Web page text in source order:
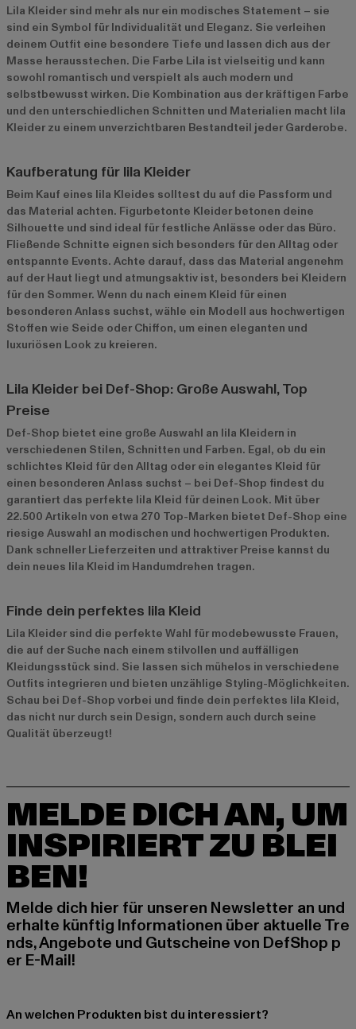
Lila Kleider sind mehr als nur ein modisches Statement – sie
sind ein Symbol für Individualität und Eleganz. Sie verleihen
deinem Outfit eine besondere Tiefe und lassen dich aus der
Masse herausstechen. Die Farbe Lila ist vielseitig und kann
sowohl romantisch und verspielt als auch modern und
selbstbewusst wirken. Die Kombination aus der kräftigen Farbe
und den unterschiedlichen Schnitten und Materialien macht lila
Kleider zu einem unverzichtbaren Bestandteil jeder Garderobe.
Kaufberatung für lila Kleider
Beim Kauf eines lila Kleides solltest du auf die Passform und
das Material achten. Figurbetonte Kleider betonen deine
Silhouette und sind ideal für festliche Anlässe oder das Büro.
Fließende Schnitte eignen sich besonders für den Alltag oder
entspannte Events. Achte darauf, dass das Material angenehm
auf der Haut liegt und atmungsaktiv ist, besonders bei Kleidern
für den Sommer. Wenn du nach einem Kleid für einen
besonderen Anlass suchst, wähle ein Modell aus hochwertigen
Stoffen wie Seide oder Chiffon, um einen eleganten und
luxuriösen Look zu kreieren.
Lila Kleider bei Def-Shop: Große Auswahl, Top
Preise
Def-Shop bietet eine große Auswahl an lila Kleidern in
verschiedenen Stilen, Schnitten und Farben. Egal, ob du ein
schlichtes Kleid für den Alltag oder ein elegantes Kleid für
einen besonderen Anlass suchst – bei Def-Shop findest du
garantiert das perfekte lila Kleid für deinen Look. Mit über
22.500 Artikeln von etwa 270 Top-Marken bietet Def-Shop eine
riesige Auswahl an modischen und hochwertigen Produkten.
Dank schneller Lieferzeiten und attraktiver Preise kannst du
dein neues lila Kleid im Handumdrehen tragen.
Finde dein perfektes lila Kleid
Lila Kleider sind die perfekte Wahl für modebewusste Frauen,
die auf der Suche nach einem stilvollen und auffälligen
Kleidungsstück sind. Sie lassen sich mühelos in verschiedene
Outfits integrieren und bieten unzählige Styling-Möglichkeiten.
Schau bei Def-Shop vorbei und finde dein perfektes lila Kleid,
das nicht nur durch sein Design, sondern auch durch seine
Qualität überzeugt!
MELDE DICH AN, UM
INSPIRIERT ZU BLEI
BEN!
Melde dich hier für unseren Newsletter an und
erhalte künftig Informationen über aktuelle Tre
nds, Angebote und Gutscheine von DefShop p
er E-Mail!
An welchen Produkten bist du interessiert?